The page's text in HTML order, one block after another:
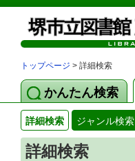
トップページ > 詳細検索
かんたん検索
詳細検索 ジャンル検索
詳細検索